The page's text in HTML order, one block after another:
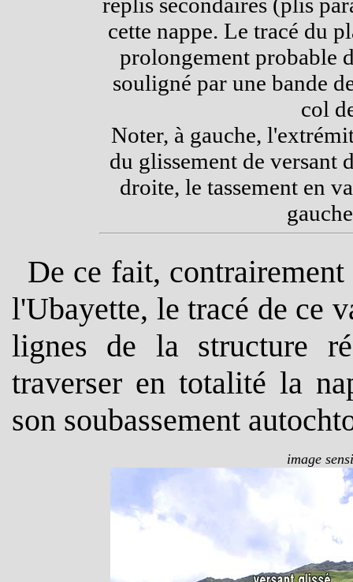
cette nappe. Le tracé du
prolongement probable
souligné par une bande
col
Noter, à gauche,
du glissement de versant
droite, le tassement en
De ce fait,
l'Ubayette, le tracé de ce
lignes de la structure
traverser en totalité la
son soubassement
image